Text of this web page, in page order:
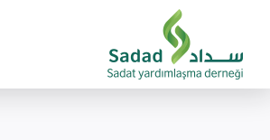
content